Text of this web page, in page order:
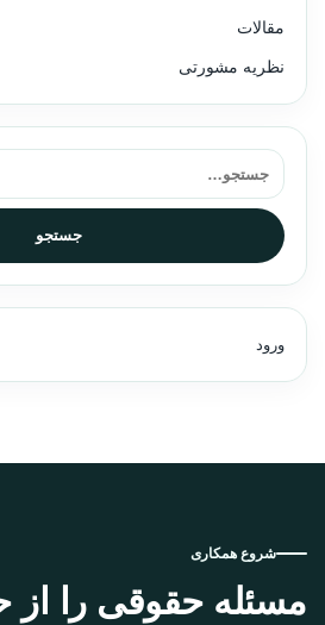
مقالات
نظریه مشورتی
جستجو برای:
جستجو
ورود
شروع همکاری
مسئله حقوقی را از